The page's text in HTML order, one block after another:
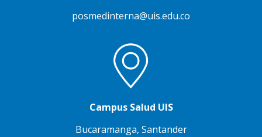
posmedinterna@uis.edu.co
Campus Salud UIS
Bucaramanga, Santander